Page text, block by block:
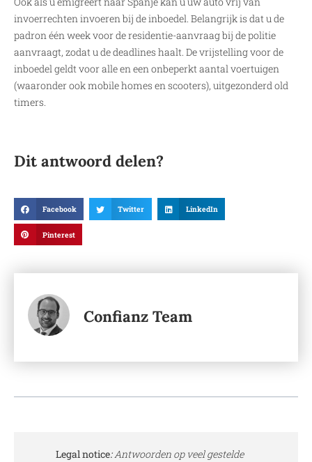
invoerrechten invoeren bij de inboedel. Belangrijk is dat u de
padron één week voor de residentie-aanvraag bij de politie
aanvraagt, zodat u de deadlines haalt. De vrijstelling voor de
inboedel geldt voor alle en een onbeperkt aantal voertuigen
(waaronder ook mobile homes en scooters), uitgezonderd old
timers.
Dit antwoord delen?
Facebook Twitter LinkedIn
Pinterest
Confianz Team
Legal notice:Antwoorden op veel gestelde